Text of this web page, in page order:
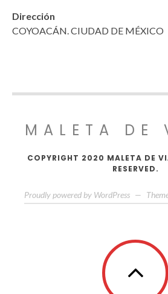
Dirección
COYOACÁN. CIUDAD DE MÉXICO
MALETA DE
COPYRIGHT 2020 MALETA DE
RESERVED.
Proudly powered by WordPress —